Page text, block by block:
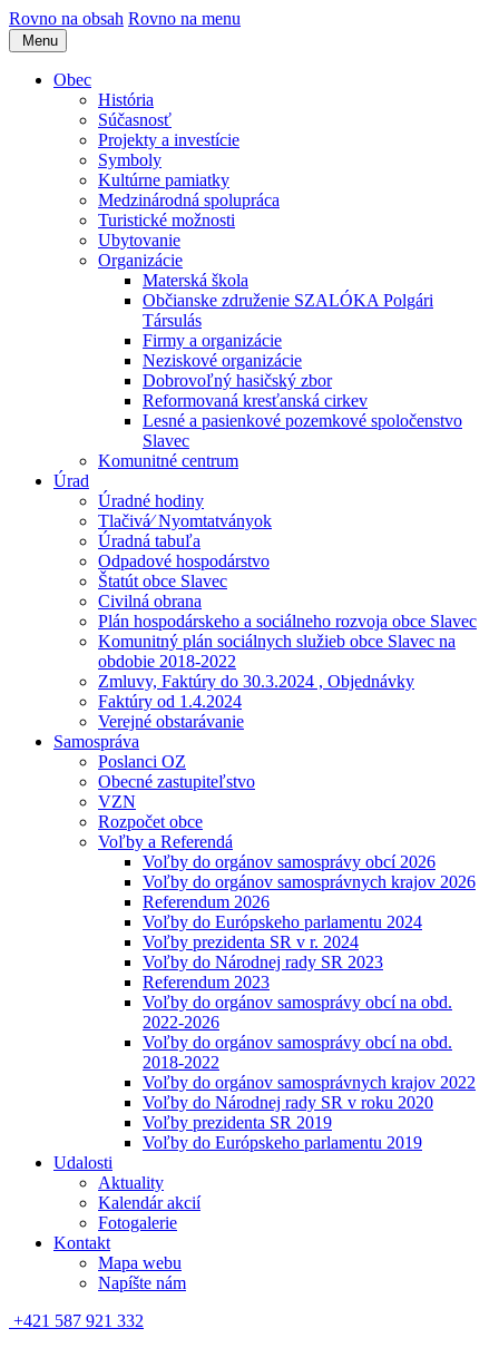
Rovno na obsah Rovno na menu
Menu
Obec
História
Súčasnosť
Projekty a investície
Symboly
Kultúrne pamiatky
Medzinárodná spolupráca
Turistické možnosti
Ubytovanie
Organizácie
Materská škola
Občianske združenie SZALÓKA Polgári
Társulás
Firmy a organizácie
Neziskové organizácie
Dobrovoľný hasičský zbor
Reformovaná kresťanská cirkev
Lesné a pasienkové pozemkové spoločenstvo
Slavec
Komunitné centrum
Úrad
Úradné hodiny
Tlačivá⁄ Nyomtatványok
Úradná tabuľa
Odpadové hospodárstvo
Štatút obce Slavec
Civilná obrana
Plán hospodárskeho a sociálneho rozvoja obce Slavec
Komunitný plán sociálnych služieb obce Slavec na
obdobie 2018-2022
Zmluvy, Faktúry do 30.3.2024 , Objednávky
Faktúry od 1.4.2024
Verejné obstarávanie
Samospráva
Poslanci OZ
Obecné zastupiteľstvo
VZN
Rozpočet obce
Voľby a Referendá
Voľby do orgánov samosprávy obcí 2026
Voľby do orgánov samosprávnych krajov 2026
Referendum 2026
Voľby do Európskeho parlamentu 2024
Voľby prezidenta SR v r. 2024
Voľby do Národnej rady SR 2023
Referendum 2023
Voľby do orgánov samosprávy obcí na obd.
2022-2026
Voľby do orgánov samosprávy obcí na obd.
2018-2022
Voľby do orgánov samosprávnych krajov 2022
Voľby do Národnej rady SR v roku 2020
Voľby prezidenta SR 2019
Voľby do Európskeho parlamentu 2019
Udalosti
Aktuality
Kalendár akcií
Fotogalerie
Kontakt
Mapa webu
Napíšte nám
+421 587 921 332